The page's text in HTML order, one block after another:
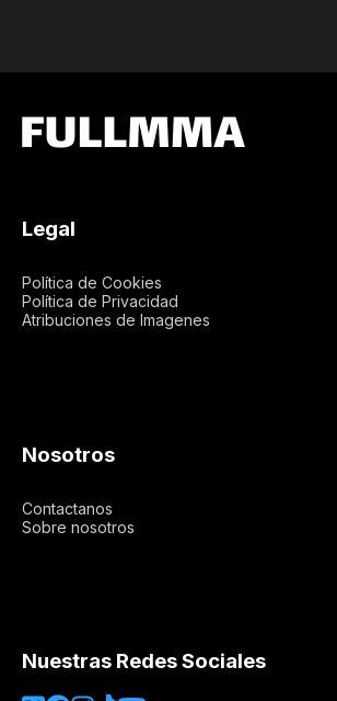
Legal
Política de Cookies
Política de Privacidad
Atribuciones de Imagenes
Nosotros
Contactanos
Sobre nosotros
Nuestras Redes Sociales